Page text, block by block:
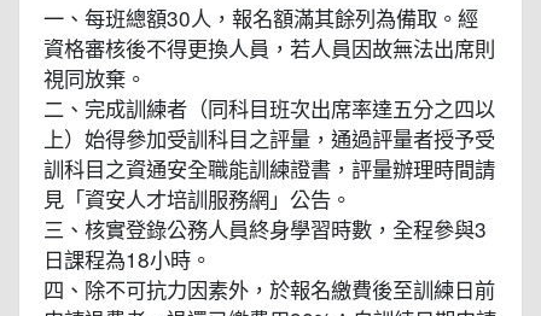
一、每班總額30人，報名額滿其餘列為備取。經
資格審核後不得更換人員，若人員因故無法出席則
視同放棄。
二、完成訓練者（同科目班次出席率達五分之四以
上）始得參加受訓科目之評量，通過評量者授予受
訓科目之資通安全職能訓練證書，評量辦理時間請
見「資安人才培訓服務網」公告。
三、核實登錄公務人員終身學習時數，全程參與3
日課程為18小時。
四、除不可抗力因素外，於報名繳費後至訓練日前